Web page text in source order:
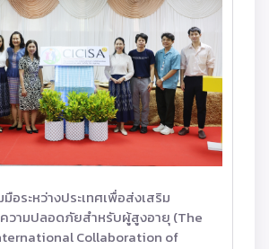
อระหว่างประเทศเพื่อส่งเสริม
วามปลอดภัยสำหรับผู้สูงอายุ (The
Collaboration of